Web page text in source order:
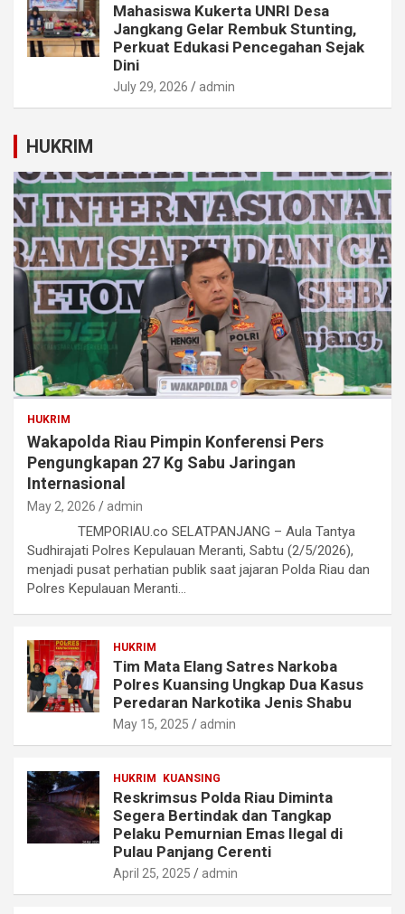
Mahasiswa Kukerta UNRI Desa
Jangkang Gelar Rembuk Stunting,
Perkuat Edukasi Pencegahan Sejak
Dini
July 29, 2026 admin
HUKRIM
HUKRIM
Wakapolda Riau Pimpin Konferensi Pers
Pengungkapan 27 Kg Sabu Jaringan
Internasional
May 2, 2026 admin
TEMPORIAU.co SELATPANJANG – Aula Tantya
Sudhirajati Polres Kepulauan Meranti, Sabtu (2/5/2026),
menjadi pusat perhatian publik saat jajaran Polda Riau dan
Polres Kepulauan Meranti…
HUKRIM
Tim Mata Elang Satres Narkoba
Polres Kuansing Ungkap Dua Kasus
Peredaran Narkotika Jenis Shabu
May 15, 2025 admin
HUKRIM KUANSING
Reskrimsus Polda Riau Diminta
Segera Bertindak dan Tangkap
Pelaku Pemurnian Emas Ilegal di
Pulau Panjang Cerenti
April 25, 2025 admin